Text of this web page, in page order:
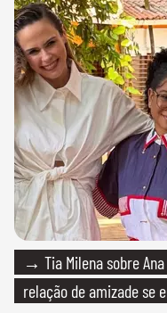
→ Tia Milena sobre Ana
relação de amizade se